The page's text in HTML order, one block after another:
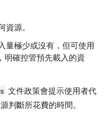
資源。
量極少或沒有，但可使用
明確控管預先載入的資
文件政策會提示使用者代
判斷所花費的時間。